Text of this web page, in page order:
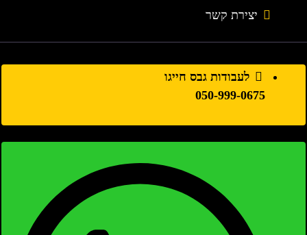
יצירת קשר
לעבודות גבס חייגו
050-999-0675